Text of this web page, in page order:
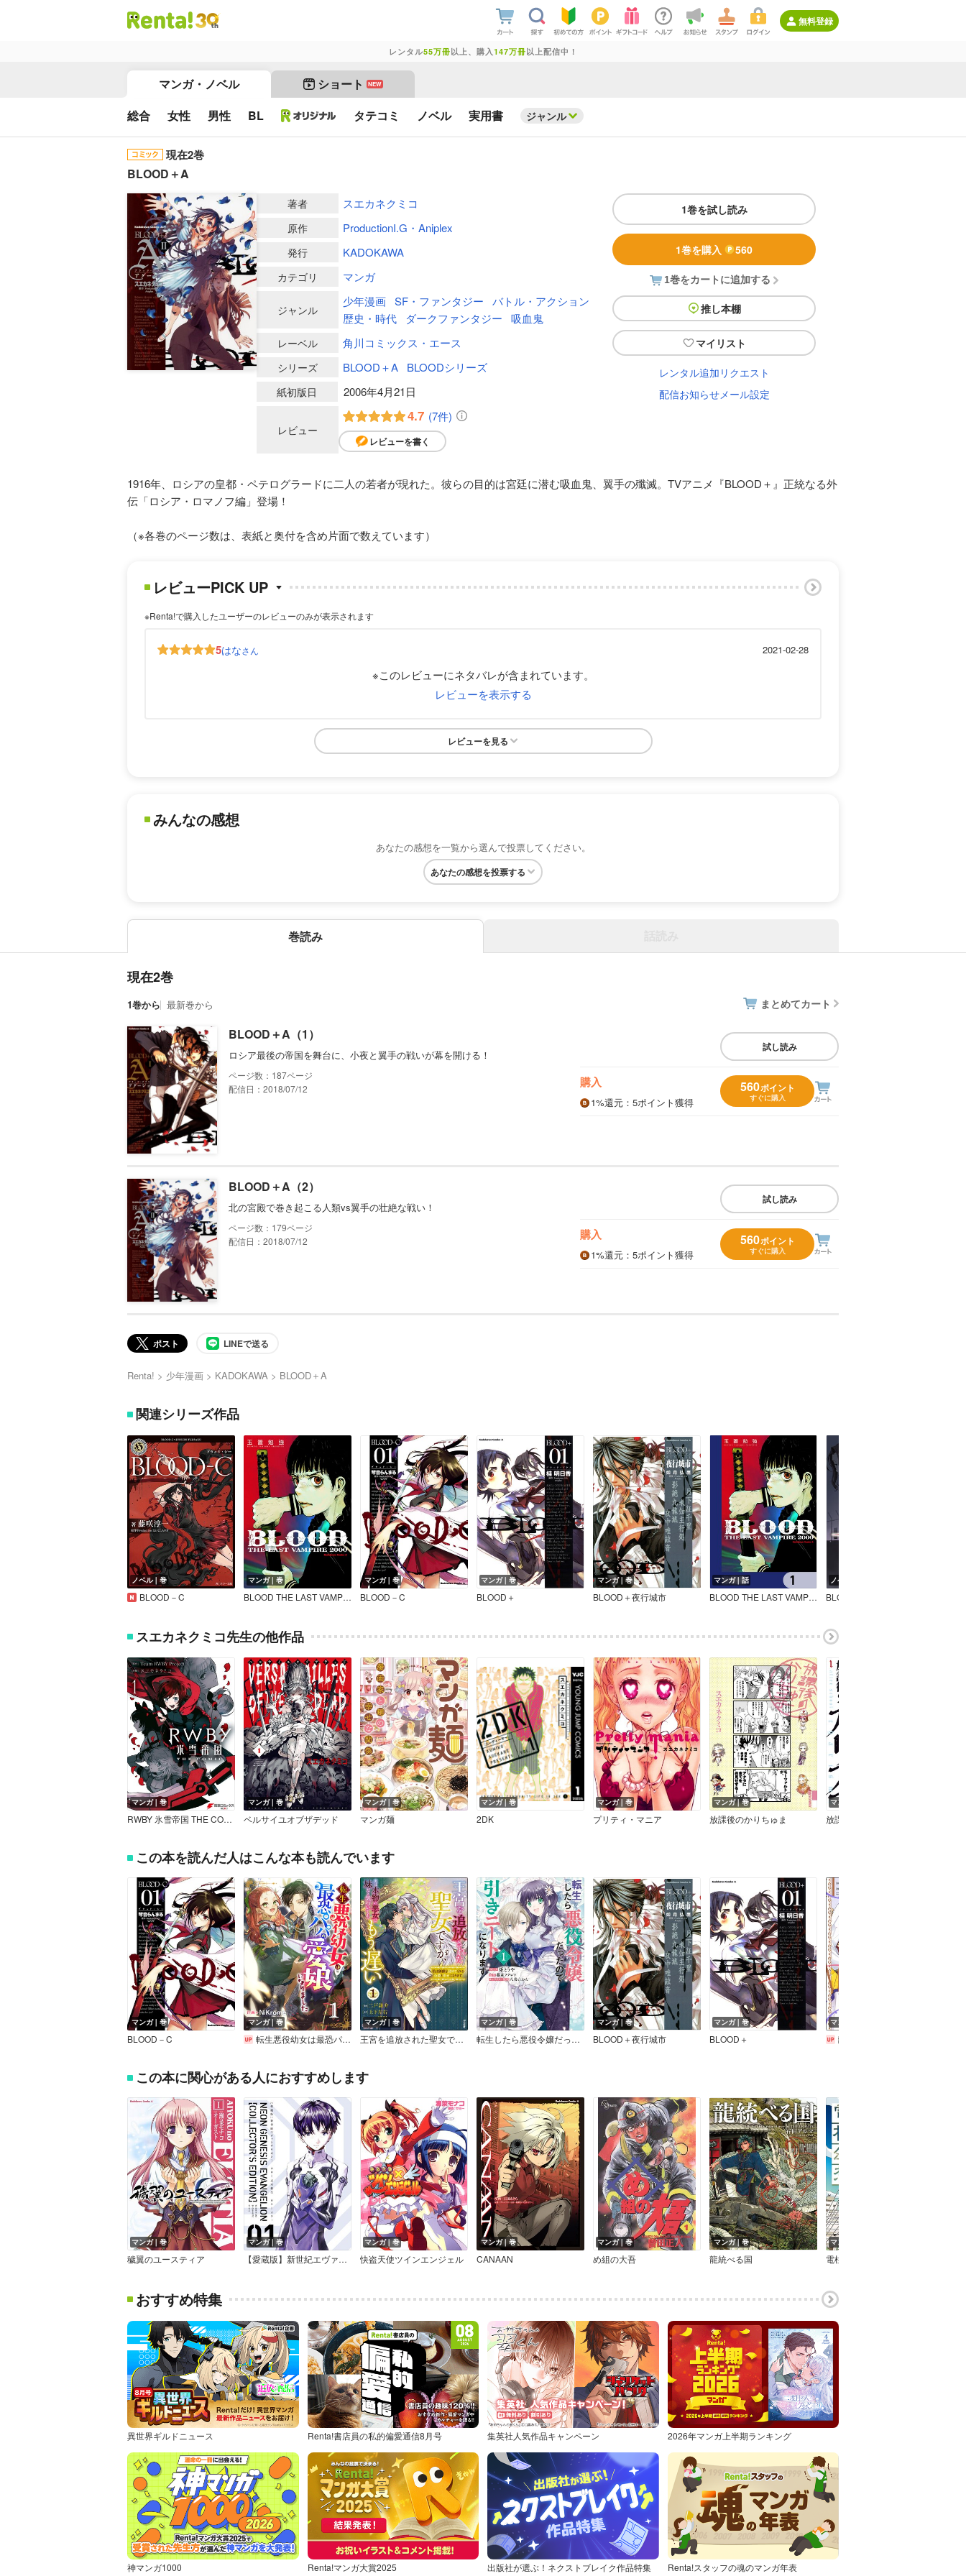
無料登録
レンタル55万冊以上、購入 147万冊以上配信中！
マンガ・ノベル ショート NEW
総合 女性 男性 BL タテコミ ノベル 実用書 ジャンル
現在2巻
BLOOD＋A
1巻を試し読み
1巻を購入 560
1巻をカートに追加する
推し本棚
マイリスト
レンタル追加リクエスト
配信お知らせメール設定
著者 スエカネクミコ
原作 ProductionI.G・Aniplex
発行 KADOKAWA
カテゴリ マンガ
ジャンル
少年漫画 SF・ファンタジー
バトル・アクション
歴史・時代
ダークファンタジー 吸血鬼
レーベル 角川コミックス・エース
シリーズ BLOOD＋A BLOODシリーズ
紙初版日 2006年4月21日
レビュー
4.7 (7件)
レビューを書く
1916年、ロシアの皇都・ペテログラードに二人の若者が現れた。彼らの目的は宮廷に潜む吸血鬼、翼手の殲滅。TVアニメ『BLOOD＋』正統なる外
伝「ロシア・ロマノフ編」登場！
（※各巻のページ数は、表紙と奥付を含め片面で数えています）
レビューPICK UP
※Renta!で購入したユーザーのレビューのみが表示されます
5はなさん 2021-02-28
※このレビューにネタバレが含まれています。
レビューを表示する
レビューを見る
みんなの感想
あなたの感想を一覧から選んで投票してください。
あなたの感想を投票する
巻読み
現在2巻
1巻から 最新巻から まとめてカート
BLOOD＋A（1）
ロシア最後の帝国を舞台に、小夜と翼手の戦いが幕を開ける！
187
配信日：2018/07/12
試し読み
購入
1%還元 ：5ポイント獲得
560ポイント
すぐに購入
BLOOD＋A（2）
北の宮殿で巻き起こる人類vs翼手の壮絶な戦い！
179
配信日：2018/07/12
試し読み
購入
1%還元 ：5ポイント獲得
560ポイント
すぐに購入
ポスト LINEで送る
Renta! 少年漫画 KADOKAWA BLOOD＋A
関連シリーズ作品
ノベル｜巻
BLOOD－C
マンガ｜巻
BLOOD THE LAST VAMPIRE 2000 【電子版】
マンガ｜巻
BLOOD－C
マンガ｜巻
BLOOD＋
マンガ｜巻
BLOOD＋夜行城市
マンガ｜話
BLOOD THE LAST VAMPIRE 2000【分冊版】
ノベル｜巻
BLOOD♯
スエカネクミコ先生の他作品
マンガ｜巻
RWBY 氷雪帝国 THE COMIC
マンガ｜巻
ベルサイユオブザデッド
マンガ｜巻
マンガ麺
マンガ｜巻
2DK
マンガ｜巻
プリティ・マニア
マンガ｜巻
放課後のかりちゅま
マンガ｜巻
放課後のカリスマ
この本を読んだ人はこんな本も読んでいます
マンガ｜巻
BLOOD－C
マンガ｜巻
転生悪役幼女は最恐パパの愛娘になりました
マンガ｜巻
王宮を追放された聖女ですが、実は本物の悪女は妹だと気づいてももう遅い ～私は価値を認めてくれる公爵と幸せになります～ コミック版
マンガ｜巻
転生したら悪役令嬢だったので引きニートになります【電子限定描き下ろしイラスト付き】
マンガ｜巻
BLOOD＋夜行城市
マンガ｜巻
BLOOD＋
マンガ｜巻
離婚予定の契約婚なのに、冷酷公爵様に執着されています
この本に関心がある人におすすめします
マンガ｜巻
穢翼のユースティア
マンガ｜巻
【愛蔵版】新世紀エヴァンゲリオン〈電子特別版〉
マンガ｜巻
快盗天使ツインエンジェル
マンガ｜巻
CANAAN
マンガ｜巻
め組の大吾
マンガ｜巻
龍統べる国
マンガ｜話
電柱幻想
おすすめ特集
異世界ギルドニュース Renta!書店員の私的偏愛通信8月号 集英社人気作品キャンペーン 2026年マンガ上半期ランキング
神マンガ1000 Renta!マンガ大賞2025 出版社が選ぶ！ネクストブレイク作品特集 Renta!スタッフの魂のマンガ年表